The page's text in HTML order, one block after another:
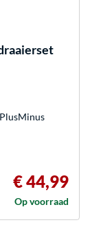
€ 44,99
Op voorraad